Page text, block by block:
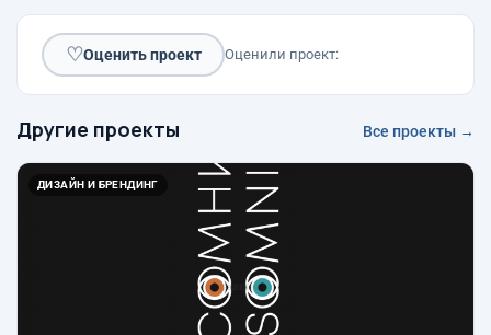
♡Оценить проект Оценили проект:
Другие проекты Все проекты →
ДИЗАЙН И БРЕНДИНГ